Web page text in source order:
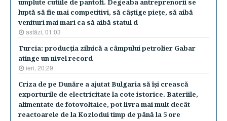
umplute cutiile de pantofi. Degeaba antreprenorii se
luptă să fie mai competitivi, să câştige pieţe, să aibă
venituri mai mari ca să aibă statul d
astăzi, 01:03
Turcia: producţia zilnică a câmpului petrolier Gabar
atinge un nivel record
ieri, 20:29
Criza de pe Dunăre a ajutat Bulgaria să îşi crească
exporturile de electricitate la cote istorice. Bateriile,
alimentate de fotovoltaice, pot livra mai mult decât
reactoarele de la Kozlodui timp de până la 5 ore